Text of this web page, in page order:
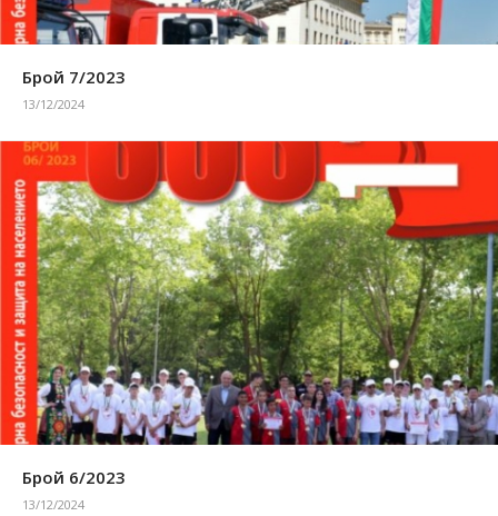
Брой 7/2023
13/12/2024
Брой 6/2023
13/12/2024